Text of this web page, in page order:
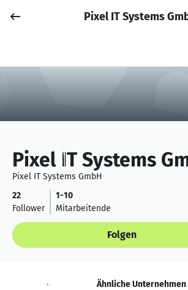
Pixel IT Systems
Pixel IT Systems
Pixel IT Systems GmbH
22
Follower
1-10
Mitarbeitende
Folgen
Neuigkeiten Ähnliche Unternehmen